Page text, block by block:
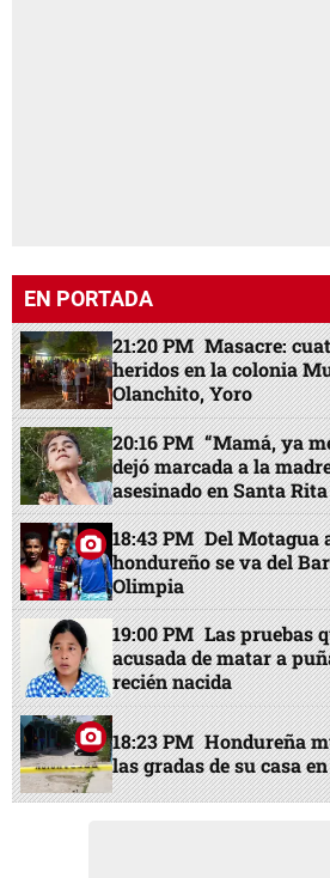
EN PORTADA
21:20 PM Masacre:
heridos en la colonia
Olanchito, Yoro
20:16 PM “Mamá, ya
dejó marcada a la
asesinado en Santa Rita
18:43 PM Del Motagua
hondureño se va del
Olimpia
19:00 PM Las pruebas
acusada de matar a
recién nacida
18:23 PM Hondureña
las gradas de su casa